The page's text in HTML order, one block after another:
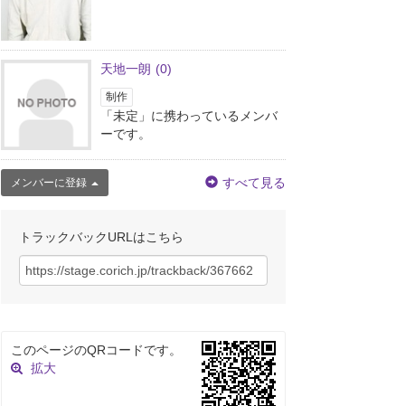
天地一朗 (0)
制作
「未定」に携わっているメンバ
ーです。
メンバーに登録 すべて見る
トラックバックURLはこちら
このページのQRコードです。
拡大